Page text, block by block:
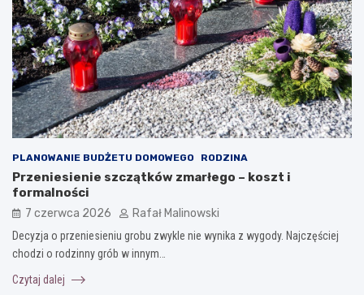
PLANOWANIE BUDŻETU DOMOWEGO RODZINA
Przeniesienie szczątków zmarłego – koszt i
formalności
7 czerwca 2026 Rafał Malinowski
Decyzja o przeniesieniu grobu zwykle nie wynika z wygody. Najczęściej
chodzi o rodzinny grób w innym…
Czytaj dalej